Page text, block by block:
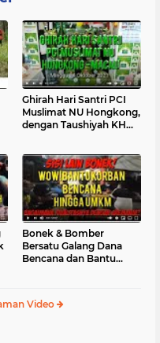
Ghirah Hari Santri PCI
Muslimat NU Hongkong,
dengan Taushiyah KH
Bonek & Bomber
Bersatu Galang Dana
Bencana dan Bantu
Video